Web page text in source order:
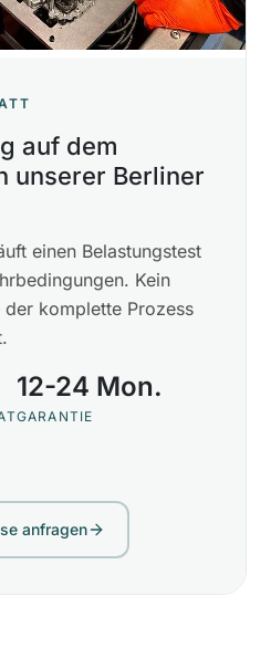
auf dem
unserer Berliner
einen Belastungstest
Kein
komplette Prozess
12-24 Mon.
GARANTIE
anfragen